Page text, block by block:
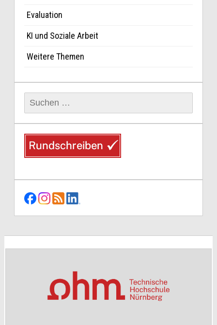
Evaluation
KI und Soziale Arbeit
Weitere Themen
Suchen
nach: